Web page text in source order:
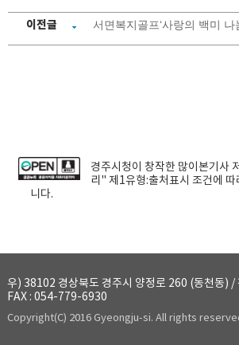
이전글 서면복지골프‘사랑의 백미 나
경주시청이 창작한 많이본기사
리"제1유형:출처표시 조건에 따
니다.
우) 38102 경상북도 경주시 양정로 260 (동천동)
FAX : 054-779-6930
Copyright(C) 2016 Gyeongju-si. All rights